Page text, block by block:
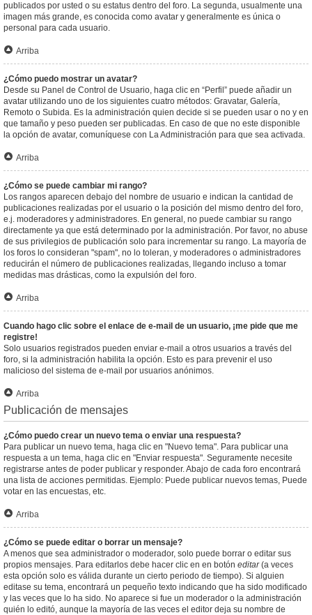
publicados por usted o su estatus dentro del foro. La segunda, usualmente una
imagen más grande, es conocida como avatar y generalmente es única o
personal para cada usuario.
Arriba
¿Cómo puedo mostrar un avatar?
Desde su Panel de Control de Usuario, haga clic en “Perfil” puede añadir un
avatar utilizando uno de los siguientes cuatro métodos: Gravatar, Galería,
Remoto o Subida. Es la administración quien decide si se pueden usar o no y en
que tamaño y peso pueden ser publicadas. En caso de que no este disponible
la opción de avatar, comuníquese con La Administración para que sea activada.
Arriba
¿Cómo se puede cambiar mi rango?
Los rangos aparecen debajo del nombre de usuario e indican la cantidad de
publicaciones realizadas por el usuario o la posición del mismo dentro del foro,
e.j. moderadores y administradores. En general, no puede cambiar su rango
directamente ya que está determinado por la administración. Por favor, no abuse
de sus privilegios de publicación solo para incrementar su rango. La mayoría de
los foros lo consideran "spam", no lo toleran, y moderadores o administradores
reducirán el número de publicaciones realizadas, llegando incluso a tomar
medidas mas drásticas, como la expulsión del foro.
Arriba
Cuando hago clic sobre el enlace de e-mail de un usuario, ¡me pide que me
registre!
Solo usuarios registrados pueden enviar e-mail a otros usuarios a través del
foro, si la administración habilita la opción. Esto es para prevenir el uso
malicioso del sistema de e-mail por usuarios anónimos.
Arriba
Publicación de mensajes
¿Cómo puedo crear un nuevo tema o enviar una respuesta?
Para publicar un nuevo tema, haga clic en "Nuevo tema". Para publicar una
respuesta a un tema, haga clic en "Enviar respuesta". Seguramente necesite
registrarse antes de poder publicar y responder. Abajo de cada foro encontrará
una lista de acciones permitidas. Ejemplo: Puede publicar nuevos temas, Puede
votar en las encuestas, etc.
Arriba
¿Cómo se puede editar o borrar un mensaje?
A menos que sea administrador o moderador, solo puede borrar o editar sus
propios mensajes. Para editarlos debe hacer clic en en botón editar(a veces
esta opción solo es válida durante un cierto periodo de tiempo). Si alguien
editase su tema, encontrará un pequeño texto indicando que ha sido modificado
y las veces que lo ha sido. No aparece si fue un moderador o la administración
quién lo editó, aunque la mayoría de las veces el editor deja su nombre de